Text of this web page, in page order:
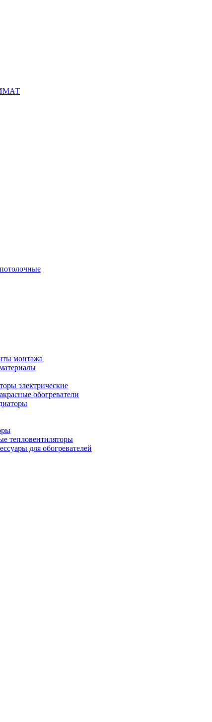
монтажа
электрические
обогреватели
тепловентиляторы
для обогревателей